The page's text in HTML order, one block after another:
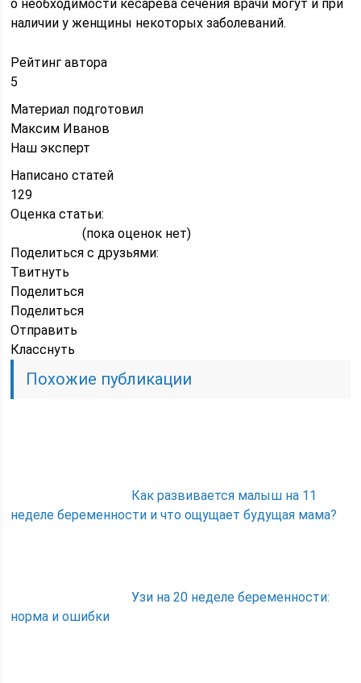
о необходимости кесарева сечения врачи могут и при
наличии у женщины некоторых заболеваний.
Рейтинг автора
5
Материал подготовил
Максим Иванов
Наш эксперт
Написано статей
129
Оценка статьи:
(пока оценок нет)
Поделиться с друзьями:
Твитнуть
Поделиться
Поделиться
Отправить
Класснуть
Похожие публикации
Как развивается малыш на 11
неделе беременности и что ощущает будущая мама?
Узи на 20 неделе беременности:
норма и ошибки